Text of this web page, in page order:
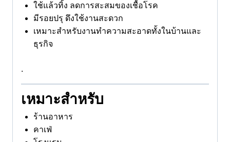
ใช้แล้วทิ้ง ลดการสะสมของเชื้อโรค
มีรอยปรุ ดึงใช้งานสะดวก
เหมาะสำหรับงานทำความสะอาดทั้งในบ้านและ
ธุรกิจ
.
เหมาะสำหรับ
ร้านอาหาร
คาเฟ่